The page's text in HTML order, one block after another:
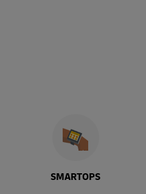
SMARTOPS